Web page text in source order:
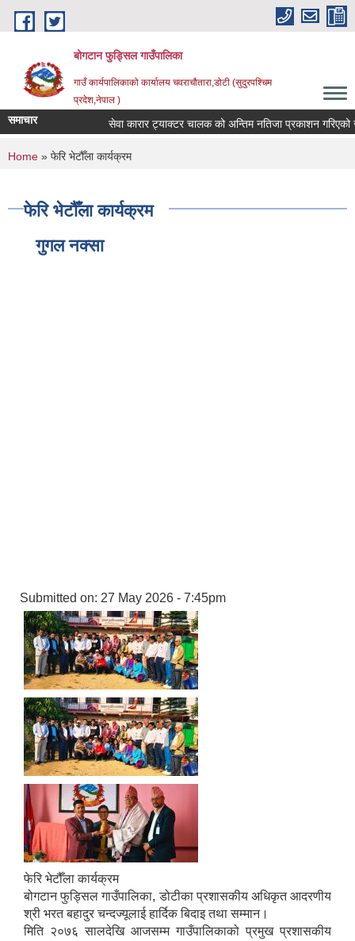
Skip to main content
बोगटान फुड्सिल गाउँपालिका
गाउँ कार्यपालिकाको कार्यालय चवराचौतारा,डोटी (सुदुरपश्चिम
प्रदेश,नेपाल )
समाचार सेवा कारार ट्याक्टर चालक को अन्तिम नतिजा प्रकाशन गरिएको
You are here
Home » फेरि भेटौँला कार्यक्रम
फेरि भेटौँला कार्यक्रम
गुगल नक्सा
Submitted on: 27 May 2026 - 7:45pm
फेरि भेटौँला कार्यक्रम
बोगटान फुड्सिल गाउँपालिका, डोटीका प्रशासकीय अधिकृत आदरणीय
श्री भरत बहादुर चन्दज्यूलाई हार्दिक बिदाइ तथा सम्मान।
मिति २०७६ सालदेखि आजसम्म गाउँपालिकाको प्रमुख प्रशासकीय